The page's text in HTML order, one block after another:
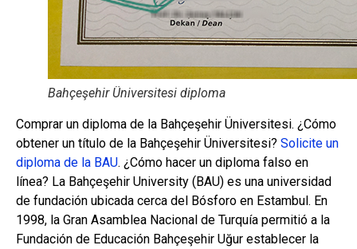
Bahçeşehir Üniversitesi diploma
Comprar un diploma de la Bahçeşehir Üniversitesi. ¿Cómo
obtener un título de la Bahçeşehir Üniversitesi? Solicite un
diploma de la BAU. ¿Cómo hacer un diploma falso en
línea? La Bahçeşehir University (BAU) es una universidad
de fundación ubicada cerca del Bósforo en Estambul. En
1998, la Gran Asamblea Nacional de Turquía permitió a la
Fundación de Educación Bahçeşehir Uğur establecer la